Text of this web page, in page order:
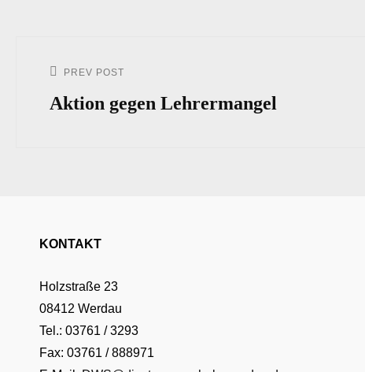
Navigation
Previous
Post
PREV POST
Aktion gegen Lehrermangel
KONTAKT
Holzstraße 23
08412 Werdau
Tel.: 03761 / 3293
Fax: 03761 / 888971